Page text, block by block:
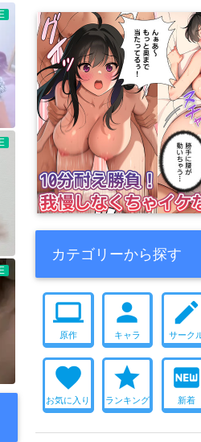
カテゴリーから探す
computer
原作
person
キャラ
create
サーク
favorite
お気に入り
star
ランキング
fiber_new
新着